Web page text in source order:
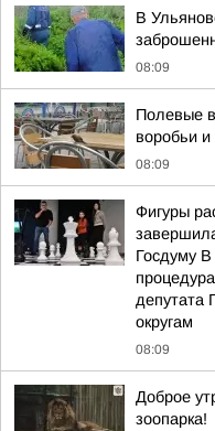
В
08:09
Полевые
воробьи
08:09
Фигуры
Госдуму
депутата
округам
08:09
Доброе
зоопарка!